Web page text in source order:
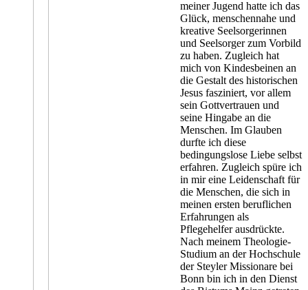
meiner Jugend hatte ich das
Glück, menschennahe und
kreative Seelsorgerinnen
und Seelsorger zum Vorbild
zu haben. Zugleich hat
mich von Kindesbeinen an
die Gestalt des historischen
Jesus fasziniert, vor allem
sein Gottvertrauen und
seine Hingabe an die
Menschen. Im Glauben
durfte ich diese
bedingungslose Liebe selbst
erfahren. Zugleich spüre ich
in mir eine Leidenschaft für
die Menschen, die sich in
meinen ersten beruflichen
Erfahrungen als
Pflegehelfer ausdrückte.
Nach meinem Theologie-
Studium an der Hochschule
der Steyler Missionare bei
Bonn bin ich in den Dienst